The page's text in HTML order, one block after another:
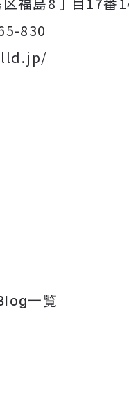
830
lld.jp/
一覧